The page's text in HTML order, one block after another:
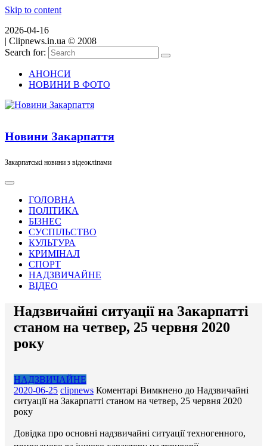
Skip to content
2026-04-16
| Clipnews.in.ua © 2008
Search for:
АНОНСИ
НОВИНИ В ФОТО
Новини Закарпаття
Закарпатські новини з відеокліпами
ГОЛОВНА
ПОЛІТИКА
БІЗНЕС
СУСПІЛЬСТВО
КУЛЬТУРА
КРИМІНАЛ
СПОРТ
НАДЗВИЧАЙНЕ
ВІДЕО
Надзвичайні ситуації на Закарпатті
станом на четвер, 25 червня 2020
року
НАДЗВИЧАЙНЕ
2020-06-25 clipnews Коментарі Вимкнено до Надзвичайні
ситуації на Закарпатті станом на четвер, 25 червня 2020
року
Довідка про основні надзвичайні ситуації техногенного,